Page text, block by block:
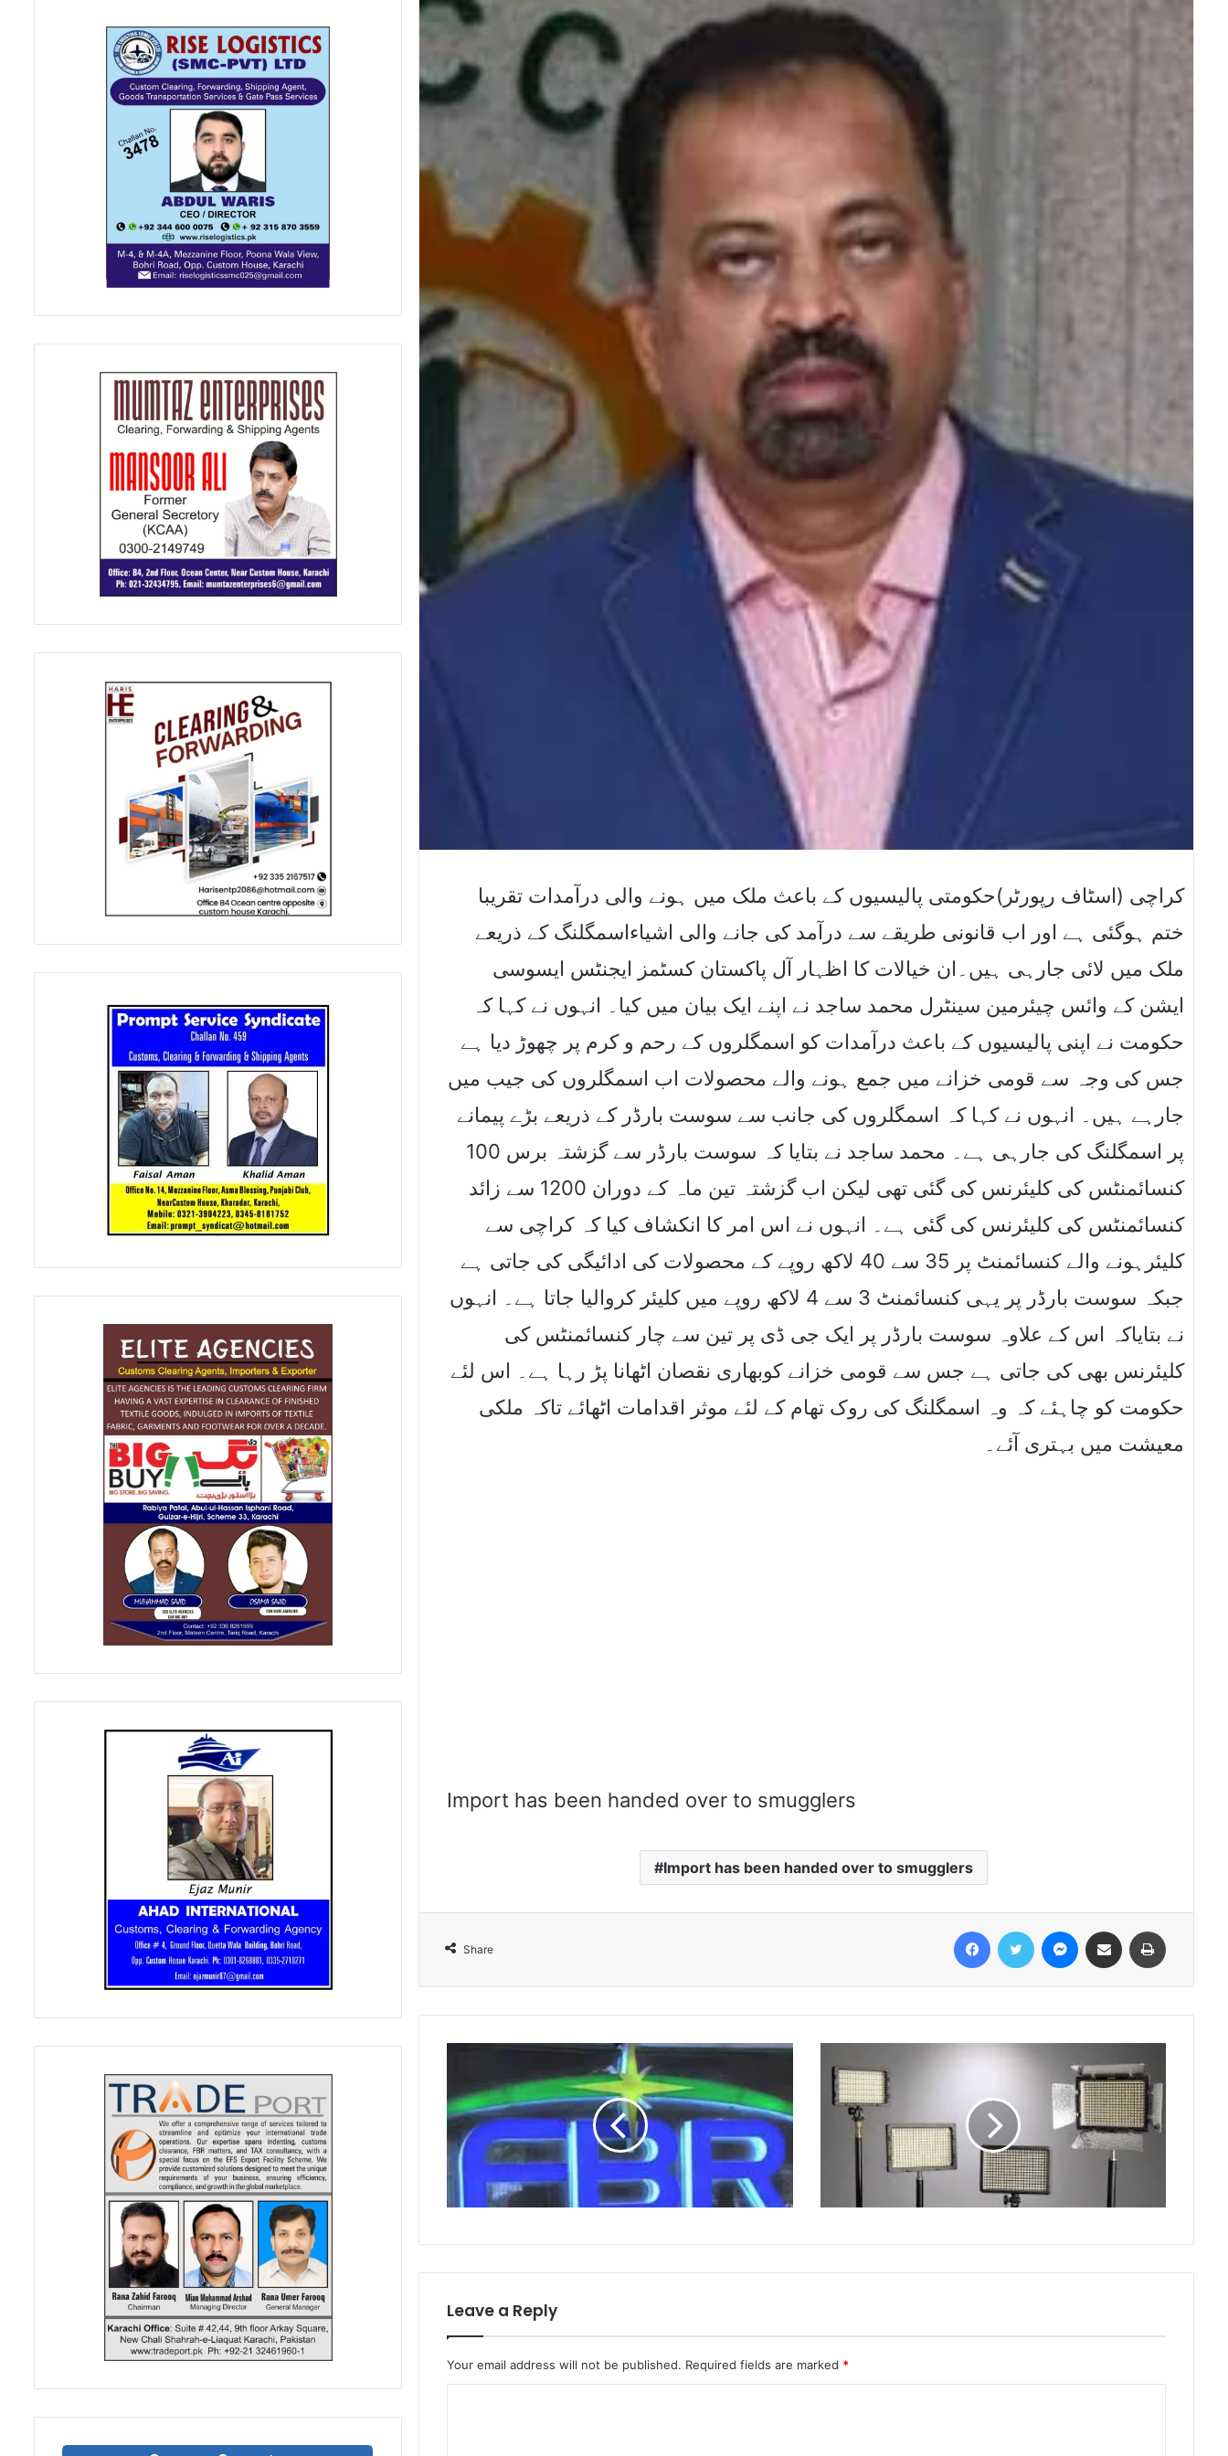
کراچی (اسٹاف رپورٹر)حکومتی پالیسیوں کے باعث ملک میں ہونے والی درآمدات تقریبا
ختم ہوگئی ہے اور اب قانونی طریقے سے درآمد کی جانے والی اشیاءاسمگلنگ کے ذریعے
ملک میں لائی جارہی ہیں۔ان خیالات کا اظہار آل پاکستان کسٹمز ایجنٹس ایسوسی
ایشن کے وائس چیئرمین سینٹرل محمد ساجد نے اپنے ایک بیان میں کیا۔ انہوں نے کہا کہ
حکومت نے اپنی پالیسیوں کے باعث درآمدات کو اسمگلروں کے رحم و کرم پر چھوڑ دیا ہے
جس کی وجہ سے قومی خزانے میں جمع ہونے والے محصولات اب اسمگلروں کی جیب میں
جارہے ہیں۔ انہوں نے کہا کہ اسمگلروں کی جانب سے سوست بارڈر کے ذریعے بڑے پیمانے
پر اسمگلنگ کی جارہی ہے۔ محمد ساجد نے بتایا کہ سوست بارڈر سے گزشتہ برس 100
کنسائمنٹس کی کلیئرنس کی گئی تھی لیکن اب گزشتہ تین ماہ کے دوران 1200 سے زائد
کنسائمنٹس کی کلیئرنس کی گئی ہے۔ انہوں نے اس امر کا انکشاف کیا کہ کراچی سے
کلیئرہونے والے کنسائمنٹ پر 35 سے 40 لاکھ روپے کے محصولات کی ادائیگی کی جاتی ہے
جبکہ سوست بارڈر پر یہی کنسائمنٹ 3 سے 4 لاکھ روپے میں کلیئر کروالیا جاتا ہے۔ انہوں
نے بتایاکہ اس کے علاوہ سوست بارڈر پر ایک جی ڈی پر تین سے چار کنسائمنٹس کی
کلیئرنس بھی کی جاتی ہے جس سے قومی خزانے کوبھاری نقصان اٹھانا پڑ رہا ہے۔ اس لئے
حکومت کو چاہئے کہ وہ اسمگلنگ کی روک تھام کے لئے موثر اقدامات اٹھائے تاکہ ملکی
معیشت میں بہتری آئے۔
Import has been handed over to smugglers
Import has been handed over to smugglers
Share
Leave a Reply
Your email address will not be published. Required fields are marked *